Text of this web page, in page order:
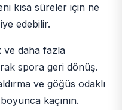
kısa süreler için ne
edebilir.
ve daha fazla
spora geri dönüş.
ve göğüs odaklı
kaçının.